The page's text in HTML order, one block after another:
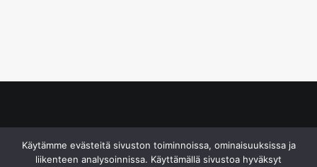
Käytämme evästeitä sivuston toiminnoissa, ominaisuuksissa ja
liikenteen analysoinnissa. Käyttämällä sivustoa hyväksyt